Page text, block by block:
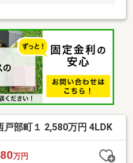
「DECCS」による全
の高台に位置し玄関アプロー
住宅・室内大変綺麗です。
・横浜市
市立老松中学校 徒歩約10
ばらの幼稚園 徒歩約7分・お
5分
部町１ 2,580万円 4LDK
万円